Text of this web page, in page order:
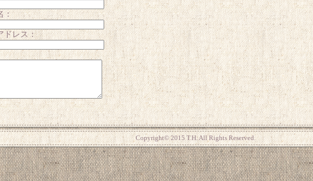
：
ドレス：
Copyright© 2015 T.H. All Rights Reserved.